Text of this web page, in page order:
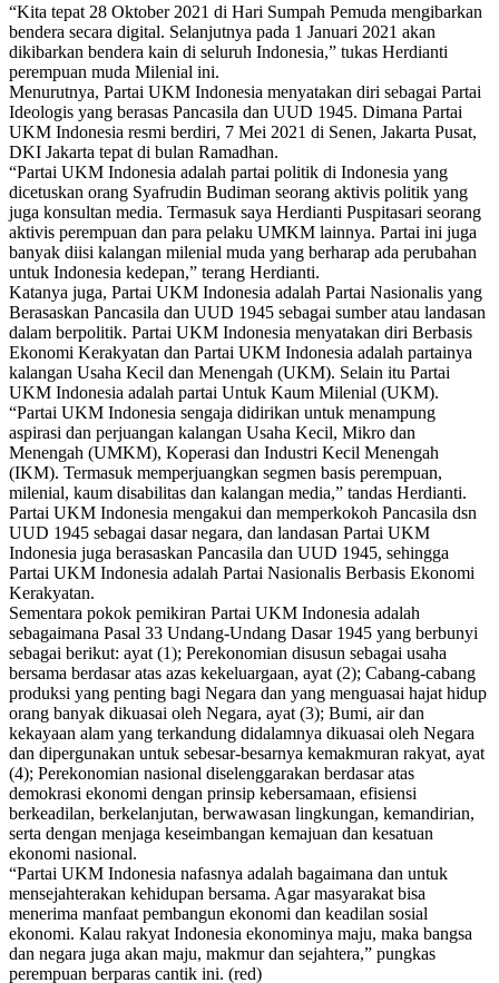
“Kita tepat 28 Oktober 2021 di Hari Sumpah Pemuda mengibarkan
bendera secara digital. Selanjutnya pada 1 Januari 2021 akan
dikibarkan bendera kain di seluruh Indonesia,” tukas Herdianti
perempuan muda Milenial ini.
Menurutnya, Partai UKM Indonesia menyatakan diri sebagai Partai
Ideologis yang berasas Pancasila dan UUD 1945. Dimana Partai
UKM Indonesia resmi berdiri, 7 Mei 2021 di Senen, Jakarta Pusat,
DKI Jakarta tepat di bulan Ramadhan.
“Partai UKM Indonesia adalah partai politik di Indonesia yang
dicetuskan orang Syafrudin Budiman seorang aktivis politik yang
juga konsultan media. Termasuk saya Herdianti Puspitasari seorang
aktivis perempuan dan para pelaku UMKM lainnya. Partai ini juga
banyak diisi kalangan milenial muda yang berharap ada perubahan
untuk Indonesia kedepan,” terang Herdianti.
Katanya juga, Partai UKM Indonesia adalah Partai Nasionalis yang
Berasaskan Pancasila dan UUD 1945 sebagai sumber atau landasan
dalam berpolitik. Partai UKM Indonesia menyatakan diri Berbasis
Ekonomi Kerakyatan dan Partai UKM Indonesia adalah partainya
kalangan Usaha Kecil dan Menengah (UKM). Selain itu Partai
UKM Indonesia adalah partai Untuk Kaum Milenial (UKM).
“Partai UKM Indonesia sengaja didirikan untuk menampung
aspirasi dan perjuangan kalangan Usaha Kecil, Mikro dan
Menengah (UMKM), Koperasi dan Industri Kecil Menengah
(IKM). Termasuk memperjuangkan segmen basis perempuan,
milenial, kaum disabilitas dan kalangan media,” tandas Herdianti.
Partai UKM Indonesia mengakui dan memperkokoh Pancasila dsn
UUD 1945 sebagai dasar negara, dan landasan Partai UKM
Indonesia juga berasaskan Pancasila dan UUD 1945, sehingga
Partai UKM Indonesia adalah Partai Nasionalis Berbasis Ekonomi
Kerakyatan.
Sementara pokok pemikiran Partai UKM Indonesia adalah
sebagaimana Pasal 33 Undang-Undang Dasar 1945 yang berbunyi
sebagai berikut: ayat (1); Perekonomian disusun sebagai usaha
bersama berdasar atas azas kekeluargaan, ayat (2); Cabang-cabang
produksi yang penting bagi Negara dan yang menguasai hajat hidup
orang banyak dikuasai oleh Negara, ayat (3); Bumi, air dan
kekayaan alam yang terkandung didalamnya dikuasai oleh Negara
dan dipergunakan untuk sebesar-besarnya kemakmuran rakyat, ayat
(4); Perekonomian nasional diselenggarakan berdasar atas
demokrasi ekonomi dengan prinsip kebersamaan, efisiensi
berkeadilan, berkelanjutan, berwawasan lingkungan, kemandirian,
serta dengan menjaga keseimbangan kemajuan dan kesatuan
ekonomi nasional.
“Partai UKM Indonesia nafasnya adalah bagaimana dan untuk
mensejahterakan kehidupan bersama. Agar masyarakat bisa
menerima manfaat pembangun ekonomi dan keadilan sosial
ekonomi. Kalau rakyat Indonesia ekonominya maju, maka bangsa
dan negara juga akan maju, makmur dan sejahtera,” pungkas
perempuan berparas cantik ini. (red)